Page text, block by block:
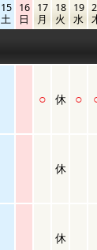
15
土
16
日
17
月
18
火
19
水
○ 休 ○
休
休